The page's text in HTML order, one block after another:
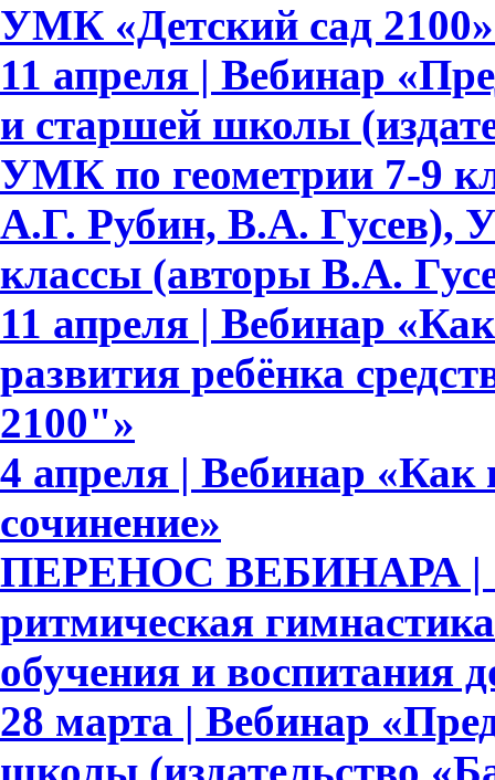
УМК «Детский сад
11 апреля | Вебинар
и старшей школы
УМК по геометрии 7-9
А.Г. Рубин, В.А. Гусев),
классы (авторы В.А.
11 апреля | Вебинар
развития ребёнка
2100"»
4 апреля | Вебинар «Как
сочинение»
ПЕРЕНОС ВЕБИНАРА |
ритмическая
обучения и воспитания
28 марта | Вебинар